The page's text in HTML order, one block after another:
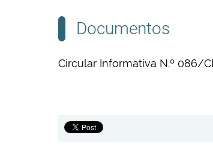
Documentos
Circular Informativa N.º 086/